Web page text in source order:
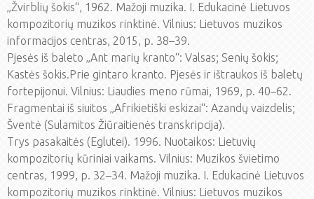
„Žvirblių šokis“, 1962. Mažoji muzika. I. Edukacinė Lietuvos
kompozitorių muzikos rinktinė. Vilnius: Lietuvos muzikos
informacijos centras, 2015, p. 38–39.
Pjesės iš baleto „Ant marių kranto“: Valsas; Senių šokis;
Kastės šokis.Prie gintaro kranto. Pjesės ir ištraukos iš baletų
fortepijonui. Vilnius: Liaudies meno rūmai, 1969, p. 40–62.
Fragmentai iš siuitos „Afrikietiški eskizai“: Azandų vaizdelis;
Šventė (Sulamitos Žiūraitienės transkripcija).
Trys pasakaitės (Eglutei). 1996. Nuotaikos: Lietuvių
kompozitorių kūriniai vaikams. Vilnius: Muzikos švietimo
centras, 1999, p. 32–34. Mažoji muzika. I. Edukacinė Lietuvos
kompozitorių muzikos rinktinė. Vilnius: Lietuvos muzikos